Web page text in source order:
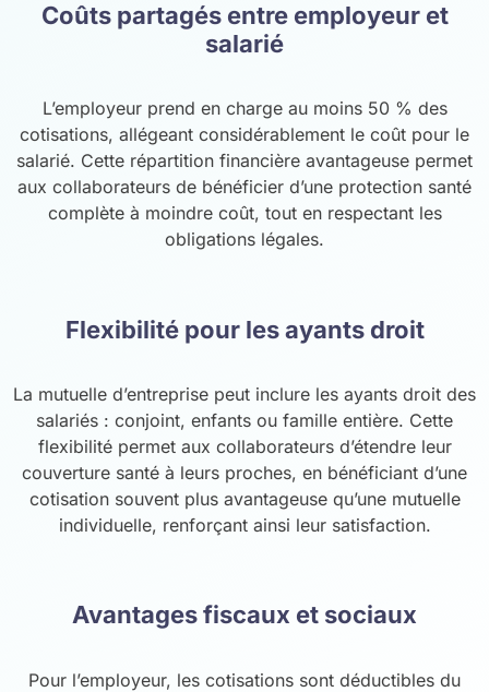
Coûts partagés entre employeur et
salarié
L’employeur prend en charge au moins 50 % des
cotisations, allégeant considérablement le coût pour le
salarié. Cette répartition financière avantageuse permet
aux collaborateurs de bénéficier d’une protection santé
complète à moindre coût, tout en respectant les
obligations légales.
Flexibilité pour les ayants droit
La mutuelle d’entreprise peut inclure les ayants droit des
salariés : conjoint, enfants ou famille entière. Cette
flexibilité permet aux collaborateurs d’étendre leur
couverture santé à leurs proches, en bénéficiant d’une
cotisation souvent plus avantageuse qu’une mutuelle
individuelle, renforçant ainsi leur satisfaction.
Avantages fiscaux et sociaux
Pour l’employeur, les cotisations sont déductibles du